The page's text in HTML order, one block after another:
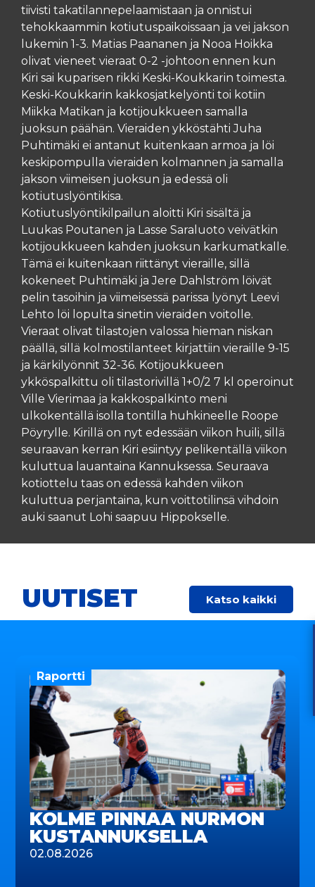
tiivisti takatilannepelaamistaan ja onnistui
tehokkaammin kotiutuspaikoissaan ja vei jakson
lukemin 1-3. Matias Paananen ja Nooa Hoikka
olivat vieneet vieraat 0-2 -johtoon ennen kun
Kiri sai kuparisen rikki Keski-Koukkarin toimesta.
Keski-Koukkarin kakkosjatkelyönti toi kotiin
Miikka Matikan ja kotijoukkueen samalla
juoksun päähän. Vieraiden ykköstähti Juha
Puhtimäki ei antanut kuitenkaan armoa ja löi
keskipompulla vieraiden kolmannen ja samalla
jakson viimeisen juoksun ja edessä oli
kotiutuslyöntikisa.
Kotiutuslyöntikilpailun aloitti Kiri sisältä ja
Luukas Poutanen ja Lasse Saraluoto veivätkin
kotijoukkueen kahden juoksun karkumatkalle.
Tämä ei kuitenkaan riittänyt vieraille, sillä
kokeneet Puhtimäki ja Jere Dahlström löivät
pelin tasoihin ja viimeisessä parissa lyönyt Leevi
Lehto löi lopulta sinetin vieraiden voitolle.
Vieraat olivat tilastojen valossa hieman niskan
päällä, sillä kolmostilanteet kirjattiin vieraille 9-15
ja kärkilyönnit 32-36. Kotijoukkueen
ykköspalkittu oli tilastorivillä 1+0/2 7 kl operoinut
Ville Vierimaa ja kakkospalkinto meni
ulkokentällä isolla tontilla huhkineelle Roope
Pöyrylle. Kirillä on nyt edessään viikon huili, sillä
seuraavan kerran Kiri esiintyy pelikentällä viikon
kuluttua lauantaina Kannuksessa. Seuraava
kotiottelu taas on edessä kahden viikon
kuluttua perjantaina, kun voittotilinsä vihdoin
auki saanut Lohi saapuu Hippokselle.
UUTISET Katso kaikki
Raportti
KOLME PINNAA NURMON
KUSTANNUKSELLA
02.08.2026